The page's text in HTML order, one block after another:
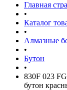
Главная
•
Каталог
•
Алмазные
•
Бутон
•
830F 023
бутон